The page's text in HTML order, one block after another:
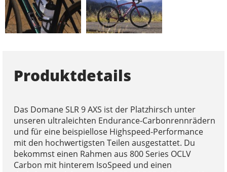
Produktdetails
Das Domane SLR 9 AXS ist der Platzhirsch unter
unseren ultraleichten Endurance-Carbonrennrädern
und für eine beispiellose Highspeed-Performance
mit den hochwertigsten Teilen ausgestattet. Du
bekommst einen Rahmen aus 800 Series OCLV
Carbon mit hinterem IsoSpeed und einen